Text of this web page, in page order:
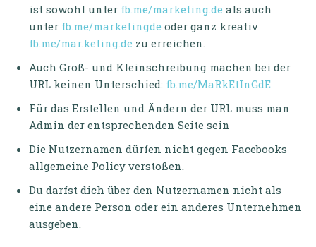
ist sowohl unter fb.me/marketing.de als auch
unter fb.me/marketingde oder ganz kreativ
fb.me/mar.keting.de zu erreichen.
Auch Groß- und Kleinschreibung machen bei der
URL keinen Unterschied: fb.me/MaRkEtInGdE
Für das Erstellen und Ändern der URL muss man
Admin der entsprechenden Seite sein
Die Nutzernamen dürfen nicht gegen Facebooks
allgemeine Policy verstoßen.
Du darfst dich über den Nutzernamen nicht als
eine andere Person oder ein anderes Unternehmen
ausgeben.